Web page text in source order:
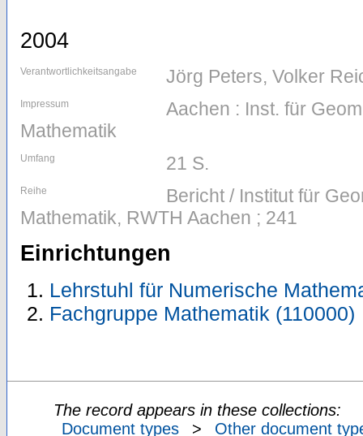
2004
Verantwortlichkeitsangabe Jörg Peters, Volker
Impressum
Aachen : Inst. für
Mathematik
Umfang 21 S.
Reihe
Bericht / Institut für
Mathematik, RWTH Aachen ; 241
Einrichtungen
Lehrstuhl für Numerische
Fachgruppe Mathematik (110000)
The record appears in these collections:
Document types
>
Other document